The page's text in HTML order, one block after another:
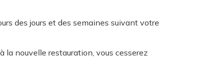
des jours et des semaines suivant votre
la nouvelle restauration, vous cesserez